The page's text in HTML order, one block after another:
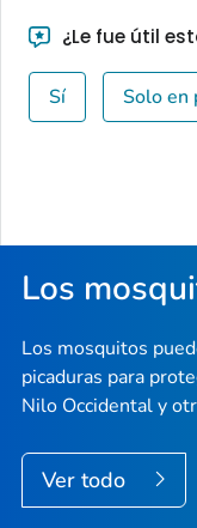
¿Le fue útil
Sí Solo en
Los
Los mosquitos
picaduras para
Nilo Occidental y
Ver todo